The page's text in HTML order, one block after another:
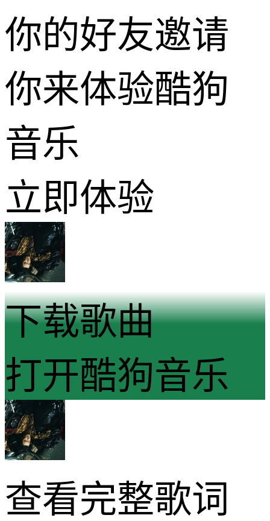
你的好友邀请
你来体验酷狗
音乐
立即体验
下载歌曲
打开酷狗音乐
查看完整歌词